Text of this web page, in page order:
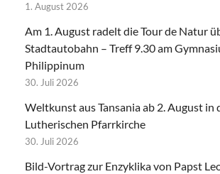
1. August 2026
Am 1. August radelt die Tour de Natur
Stadtautobahn – Treff 9.30 am
Philippinum
30. Juli 2026
Weltkunst aus Tansania ab 2. August in
Lutherischen Pfarrkirche
30. Juli 2026
Bild-Vortrag zur Enzyklika von Papst